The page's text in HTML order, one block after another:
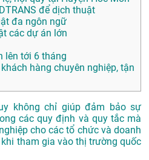
để dịch thuật
đa ngôn ngữ
các dự án lớn
lên tới 6 tháng
hàng chuyên nghiệp, tận
không chỉ giúp đảm bảo sự
các quy định và quy tắc mà
cho các tổ chức và doanh
tham gia vào thị trường quốc